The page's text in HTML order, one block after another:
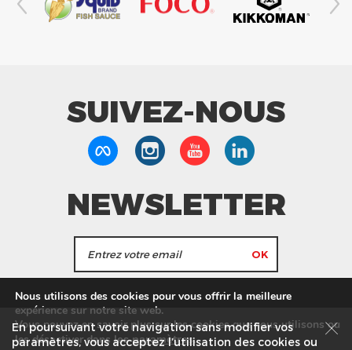
SUIVEZ-NOUS
NEWSLETTER
J'accepte de recevoir les actualités et les
informations de Tang Frères.
Nos Magasins Service commercial Recrutement
En poursuivant votre navigation sans modifier vos
paramètres, vous acceptez l’utilisation des cookies ou
Nous utilisons des cookies pour vous offrir la meilleure
expérience sur notre site web.
Vous pouvez en savoir plus sur les cookies que nous utilisons ou
les désactiver dans lesparamètres.